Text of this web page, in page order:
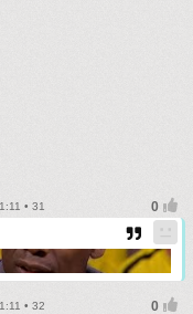
• 31
• 32